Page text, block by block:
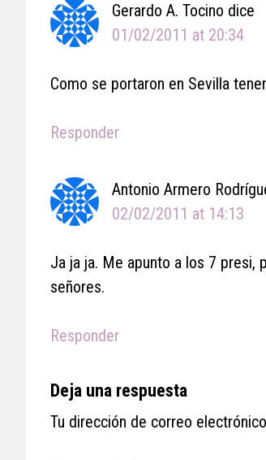
Gerardo A. Tocino dice
01/02/2011 at 20:34
Como se portaron en Sevilla
Responder
Antonio Armero
02/02/2011 at 14:13
Ja ja ja. Me apunto a los 7 presi,
señores.
Responder
Deja una respuesta
Tu dirección de correo